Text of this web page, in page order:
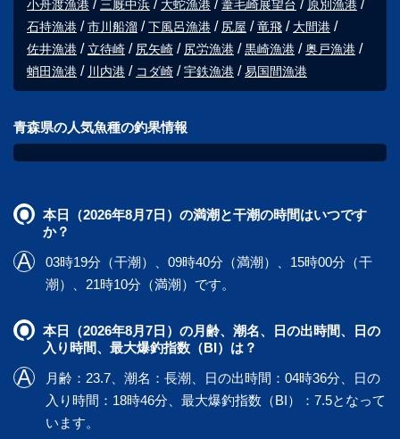
小舟渡漁港
三厩中浜 大蛇漁港 葦毛崎展望台
原別漁港
石持漁港
市川船溜 下風呂漁港 尻屋 竜飛
大間港
佐井漁港
立待崎 尻矢崎 尻労漁港 黒崎漁港
奥戸漁港
蛸田漁港
川内港 コダ崎 宇鉄漁港 易国間漁港
青森県の人気魚種の釣果情報
本日（2026年8月7日）の満潮と干潮の時間はいつです
か？
03時19分（干潮）、09時40分（満潮）、15時00分（干
潮）、21時10分（満潮）です。
本日（2026年8月7日）の月齢、潮名、日の出時間、日の
入り時間、最大爆釣指数（BI）は？
月齢：23.7、潮名：長潮、日の出時間：04時36分、日の
入り時間：18時46分、最大爆釣指数（BI）：7.5となって
います。